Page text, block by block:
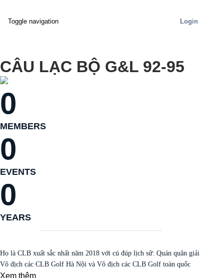
Toggle navigation Login
CÂU LẠC BỘ G&L 92-95
0
MEMBERS
0
EVENTS
0
YEARS
Họ là CLB xuất sắc nhất năm 2018 với cú đúp lịch sử: Quán quân giải
Vô địch các CLB Golf Hà Nội và Vô địch các CLB Golf toàn quốc
Xem thêm